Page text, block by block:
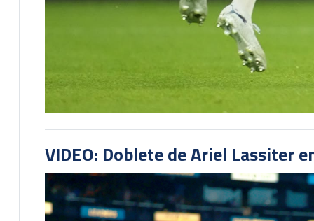
VIDEO: Doblete de Ariel Lassiter